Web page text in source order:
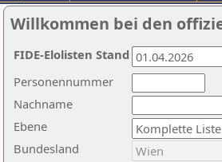
Willkommen bei den
Nachname
Ebene
Personennummer
Bundesland
FIDE-Elolisten Stand